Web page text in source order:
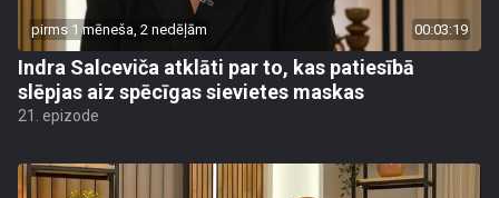
pirms 1 mēneša, 2 nedēļām 00:03:19
Indra Salceviča atklāti par to, kas patiesībā
slēpjas aiz spēcīgas sievietes maskas
21. epizode